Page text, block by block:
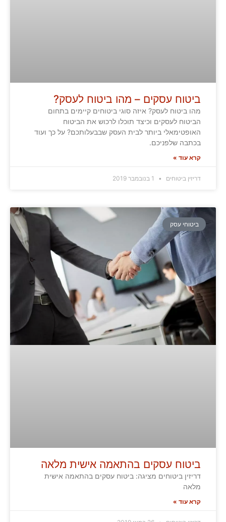
ביטוח עסקים – מהו ביטוח לעסק?
מהו ביטוח לעסק? איזה סוגי ביטוחים קיימים בתחום
הביטוח לעסקים וכיצד תוכלו לרכוש את הביטוח
האופטימאלי ביותר לבית העסק שבבעלותכם? על כך ועוד
בכתבה שלפניכם.
קרא עוד »
דריזין ביטוחים
ביטוחי עסק
ביטוח עסקים בהתאמה אישית מלאה
דריזין ביטוחים מציגה: ביטוח עסקים בהתאמה אישית
מלאה
קרא עוד »